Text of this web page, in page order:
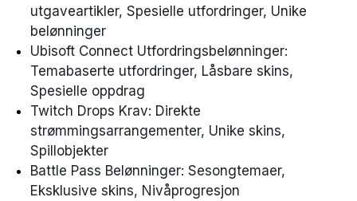
utgaveartikler, Spesielle utfordringer, Unike
belønninger
Ubisoft Connect Utfordringsbelønninger:
Temabaserte utfordringer, Låsbare skins,
Spesielle oppdrag
Twitch Drops Krav: Direkte
strømmingsarrangementer, Unike skins,
Spillobjekter
Battle Pass Belønninger: Sesongtemaer,
Eksklusive skins, Nivåprogresjon